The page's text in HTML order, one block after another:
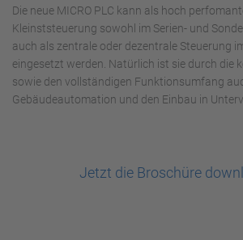
Die neue MICRO PLC kann als hoch
Kleinststeuerung sowohl im Serien- und
auch als zentrale oder dezentrale Steuerung
eingesetzt werden. Natürlich ist sie durch die
sowie den vollständigen Funktionsumfang
Gebäudeautomation und den Einbau in
Jetzt die Broschüre